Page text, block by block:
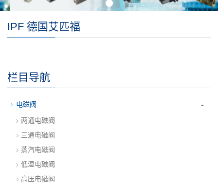
IPF 德国艾匹福
栏目导航
电磁阀 -
两通电磁阀
三通电磁阀
蒸汽电磁阀
低温电磁阀
高压电磁阀